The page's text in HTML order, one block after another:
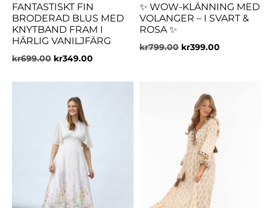
FANTASTISKT FIN
BRODERAD BLUS MED
KNYTBAND FRAM I
HÄRLIG VANILJFÄRG
kr699.00 kr349.00
✨ WOW-KLÄNNING MED
VOLANGER – I SVART &
ROSA ✨
kr799.00 kr399.00